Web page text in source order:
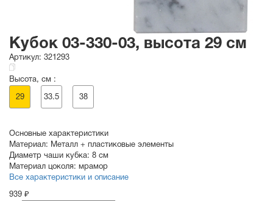
Кубок 03-330-03, высота 29 см
Артикул: 321293
Высота, см :
29 33.5 38
Основные характеристики
Материал: Металл + пластиковые элементы
Диаметр чаши кубка: 8 см
Материал цоколя: мрамор
Все характеристики и описание
939 ₽